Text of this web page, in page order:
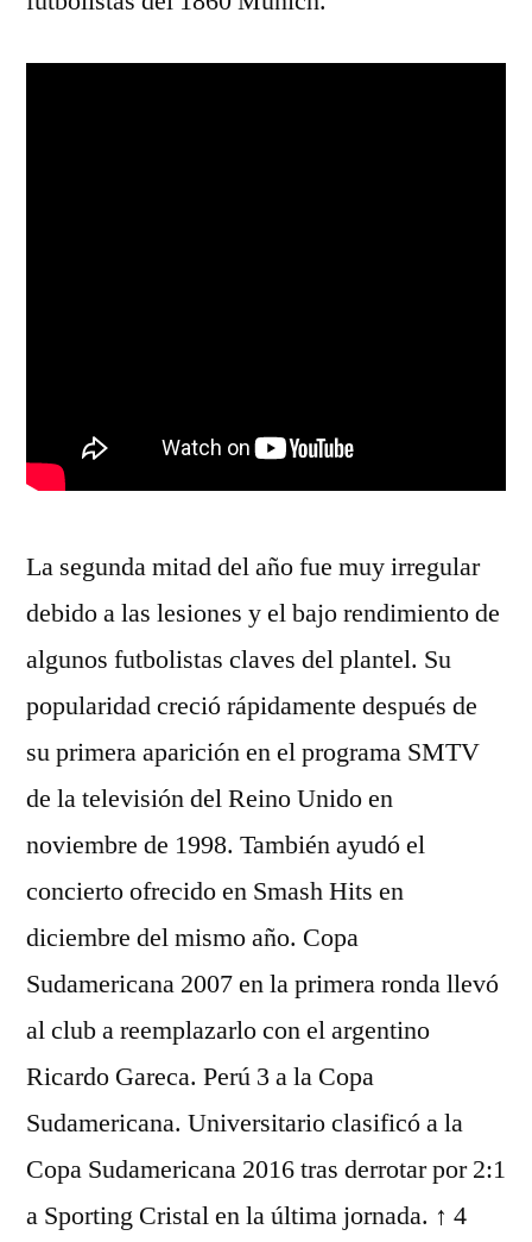
La segunda mitad del año fue muy irregular
debido a las lesiones y el bajo rendimiento de
algunos futbolistas claves del plantel. Su
popularidad creció rápidamente después de
su primera aparición en el programa SMTV
de la televisión del Reino Unido en
noviembre de 1998. También ayudó el
concierto ofrecido en Smash Hits en
diciembre del mismo año. Copa
Sudamericana 2007 en la primera ronda llevó
al club a reemplazarlo con el argentino
Ricardo Gareca. Perú 3 a la Copa
Sudamericana. Universitario clasificó a la
Copa Sudamericana 2016 tras derrotar por 2:1
a Sporting Cristal en la última jornada. ↑ 4